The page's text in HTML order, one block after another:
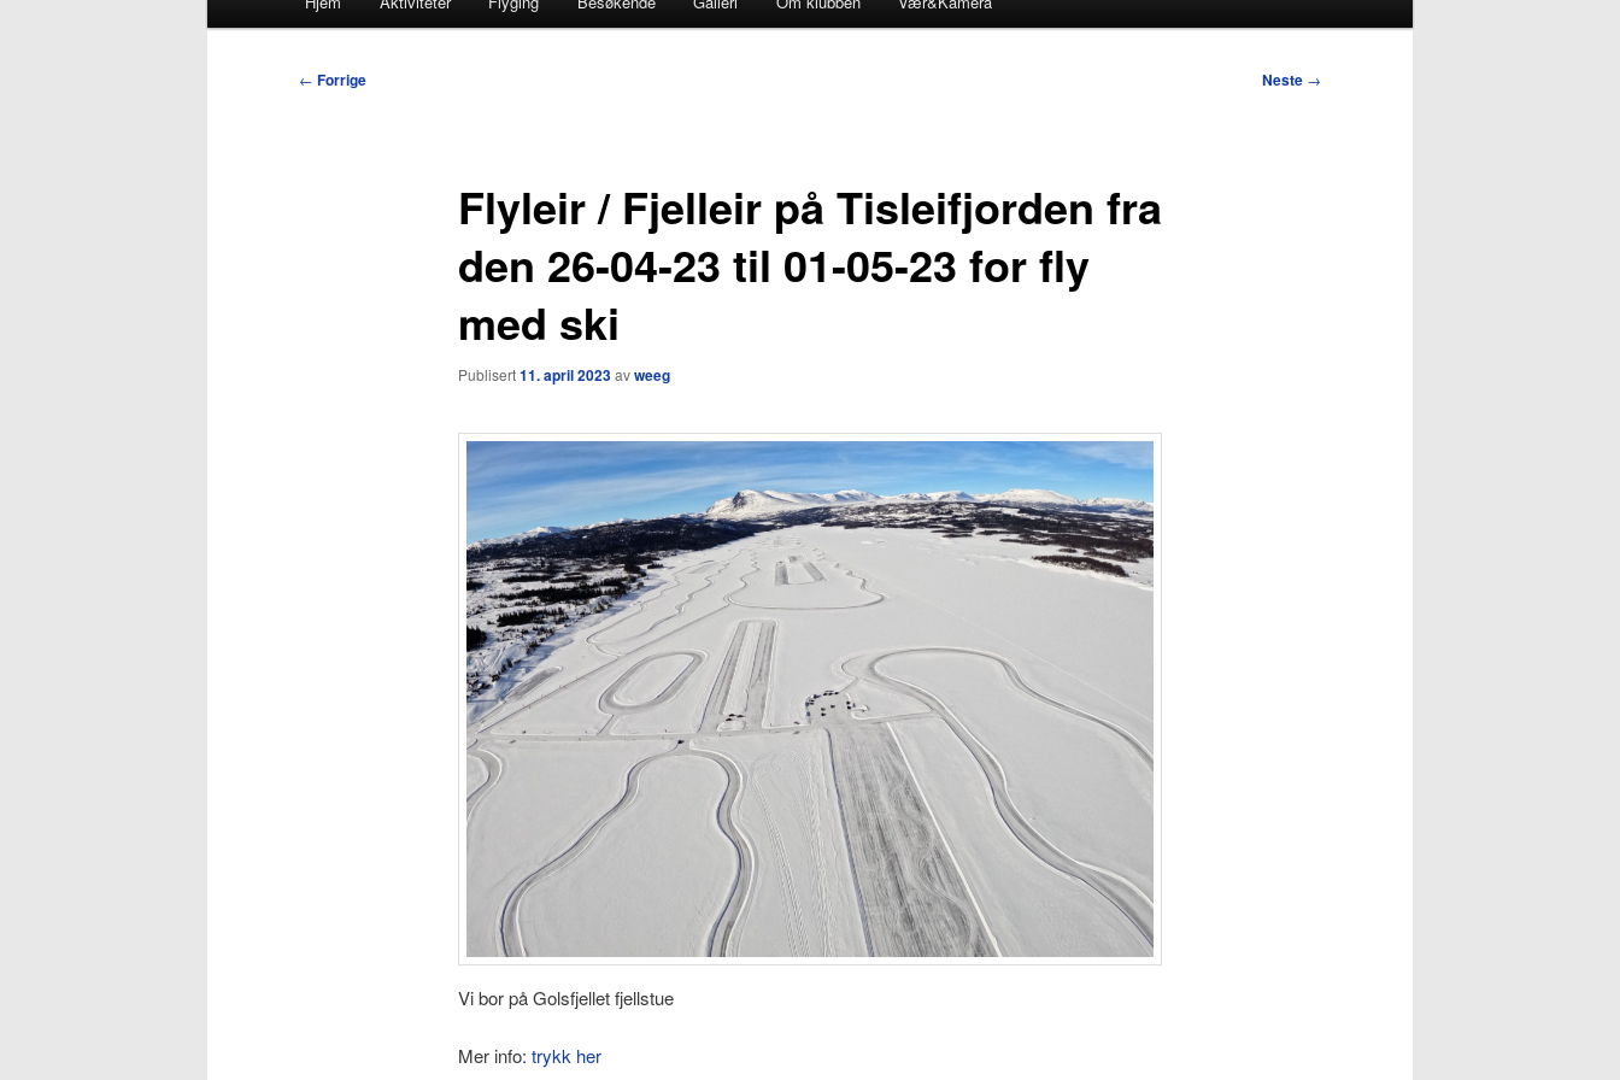
Innleggsnavigasjon
← Forrige Neste →
Flyleir / Fjelleir på Tisleifjorden fra
den 26-04-23 til 01-05-23 for fly
med ski
Publisert11. april 2023avweeg
Vi bor på Golsfjellet fjellstue
Mer info: trykk her